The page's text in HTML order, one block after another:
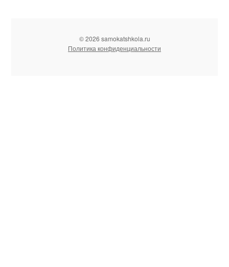
© 2026 samokatshkola.ru
Политика конфиденциальности